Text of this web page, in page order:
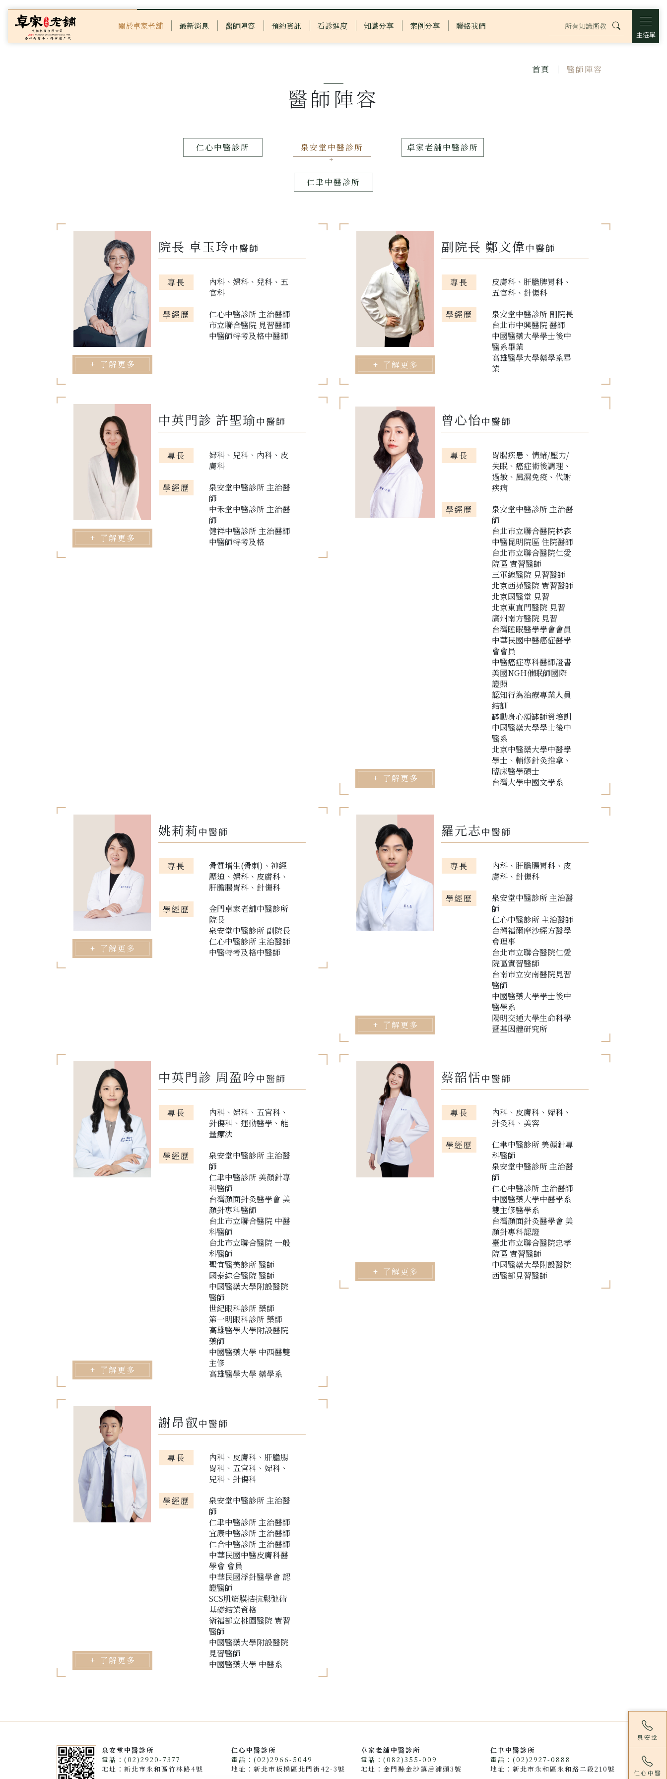
關於卓家老舖 最新消息 醫師陣容 預約資訊 看診進度 知識分享 案例分享 聯絡我們
主選單
首頁 醫師陣容
醫師陣容
仁心中醫診所 泉安堂中醫診所 卓家老舖中醫診所
仁聿中醫診所
了解更多
院長 卓玉玲中醫師
專長
內科、婦科、兒科、五
官科
學經歷
仁心中醫診所 主治醫師
市立聯合醫院 見習醫師
中醫師特考及格中醫師
了解更多
副院長 鄭文偉中醫師
專長
皮膚科、肝膽脾胃科、
五官科、針傷科
學經歷
泉安堂中醫診所 副院長
台北市中興醫院 醫師
中國醫藥大學學士後中
醫系畢業
高雄醫學大學藥學系畢
業
了解更多
中英門診 許聖瑜中醫師
專長
婦科、兒科、內科、皮
膚科
學經歷
泉安堂中醫診所 主治醫
師
中禾堂中醫診所 主治醫
師
健祥中醫診所 主治醫師
中醫師特考及格
了解更多
曾心怡中醫師
專長
胃腸疾患、情緒/壓力/
失眠、癌症術後調理、
過敏、風濕免疫、代謝
疾病
學經歷
泉安堂中醫診所 主治醫
師
台北巿立聯合醫院林森
中醫昆明院區 住院醫師
台北巿立聯合醫院仁愛
院區 實習醫師
三軍總醫院 見習醫師
北京西苑醫院 實習醫師
北京國醫堂 見習
北京東直門醫院 見習
廣州南方醫院 見習
台灣睡眠醫學學會會員
中華民國中醫癌症醫學
會會員
中醫癌症專科醫師證書
美國NGH催眠師國際
證照
認知行為治療專業人員
結訓
缽動身心頌缽師資培訓
中國醫藥大學學士後中
醫系
北京中醫藥大學中醫學
學士、輔修針灸推拿、
臨床醫學碩士
台灣大學中國文學系
了解更多
姚莉莉中醫師
專長
骨質增生(骨刺)、神經
壓迫、婦科、皮膚科、
肝膽腸胃科、針傷科
學經歷
金門卓家老舖中醫診所
院長
泉安堂中醫診所 副院長
仁心中醫診所 主治醫師
中醫特考及格中醫師
了解更多
羅元志中醫師
專長
內科、肝膽腸胃科、皮
膚科、針傷科
學經歷
泉安堂中醫診所 主治醫
師
仁心中醫診所 主治醫師
台灣福爾摩沙經方醫學
會理事
台北市立聯合醫院仁愛
院區實習醫師
台南市立安南醫院見習
醫師
中國醫藥大學學士後中
醫學系
陽明交通大學生命科學
暨基因體研究所
了解更多
中英門診 周盈吟中醫師
專長
內科、婦科、五官科、
針傷科、運動醫學、能
量療法
學經歷
泉安堂中醫診所 主治醫
師
仁聿中醫診所 美顏針專
科醫師
台灣顏面針灸醫學會 美
顏針專科醫師
台北市立聯合醫院 中醫
科醫師
台北市立聯合醫院 一般
科醫師
聖宜醫美診所 醫師
國泰綜合醫院 醫師
中國醫藥大學附設醫院
醫師
世紀眼科診所 藥師
第一明眼科診所 藥師
高雄醫學大學附設醫院
藥師
中國醫藥大學 中西醫雙
主修
高雄醫學大學 藥學系
了解更多
蔡韶恬中醫師
專長
內科、皮膚科、婦科、
針灸科、美容
學經歷
仁聿中醫診所 美顏針專
科醫師
泉安堂中醫診所 主治醫
師
仁心中醫診所 主治醫師
中國醫藥大學中醫學系
雙主修醫學系
台灣顏面針灸醫學會 美
顏針專科認證
臺北市立聯合醫院忠孝
院區 實習醫師
中國醫藥大學附設醫院
西醫部見習醫師
了解更多
謝昂叡中醫師
專長
內科、皮膚科、肝膽腸
胃科、五官科、婦科、
兒科、針傷科
學經歷
泉安堂中醫診所 主治醫
師
仁聿中醫診所 主治醫師
宜康中醫診所 主治醫師
仁合中醫診所 主治醫師
中華民國中醫皮膚科醫
學會 會員
中華民國浮針醫學會 認
證醫師
SCS肌筋膜拮抗鬆弛術
基礎結業資格
衛福部立桃園醫院 實習
醫師
中國醫藥大學附設醫院
見習醫師
中國醫藥大學 中醫系
泉安堂中醫診所
電話：(02)2920-7377
地址：新北市永和區竹林路4號
仁心中醫診所
電話：(02)2966-5049
地址：新北市板橋區北門街42-3號
卓家老舖中醫診所
電話：(082)355-009
地址：金門縣金沙鎮后浦頭3號
仁聿中醫診所
電話：(02)2927-0888
地址：新北市永和區永和路二段210號
泉安堂
仁心中醫